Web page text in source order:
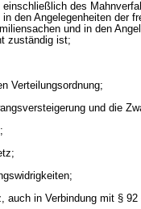
des
den Angelegenheiten der
und in den
zuständig ist;
Verteilungsordnung;
und die
auch in Verbindung mit §